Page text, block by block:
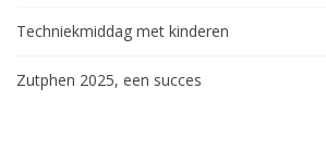
Techniekmiddag met kinderen
Zutphen 2025, een succes